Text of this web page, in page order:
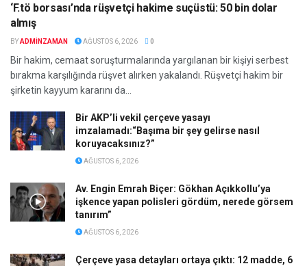
‘F.tö borsası’nda rüşvetçi hakime suçüstü: 50 bin dolar
almış
BYADMINZAMAN AĞUSTOS 6, 2026 0
Bir hakim, cemaat soruşturmalarında yargılanan bir kişiyi serbest
bırakma karşılığında rüşvet alırken yakalandı. Rüşvetçi hakim bir
şirketin kayyum kararını da...
Bir AKP’li vekil çerçeve yasayı
imzalamadı:“Başıma bir şey gelirse nasıl
koruyacaksınız?”
AĞUSTOS 6, 2026
Av. Engin Emrah Biçer: Gökhan Açıkkollu’ya
işkence yapan polisleri gördüm, nerede görsem
tanırım”
AĞUSTOS 6, 2026
Çerçeve yasa detayları ortaya çıktı: 12 madde, 6